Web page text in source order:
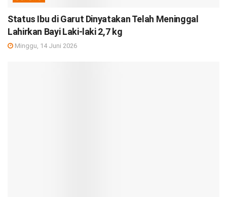
Status Ibu di Garut Dinyatakan Telah Meninggal
Lahirkan Bayi Laki-laki 2,7 kg
Minggu, 14 Juni 2026